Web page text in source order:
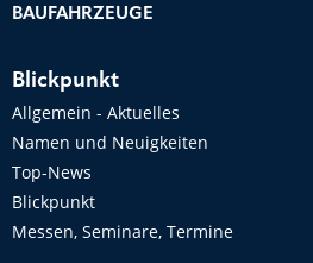
BAUFAHRZEUGE
Blickpunkt
Allgemein - Aktuelles
Namen und Neuigkeiten
Top-News
Blickpunkt
Messen, Seminare, Termine